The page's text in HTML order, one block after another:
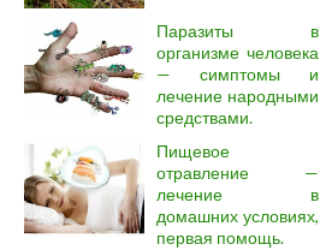
Паразиты в
организме человека
— симптомы и
лечение народными
средствами.
Пищевое
отравление —
лечение в
домашних условиях,
первая помощь.